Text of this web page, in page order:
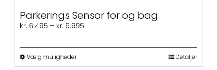
Parkerings Sensor for og bag
kr. 6.495 – kr. 9.995
Vælg mulighederDette
vare
Detaljer